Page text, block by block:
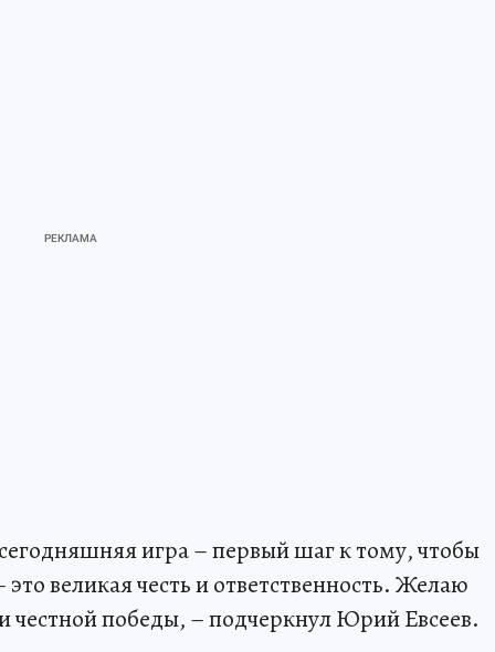
игра – первый шаг к тому, чтобы
великая честь и ответственность. Желаю
честной победы, – подчеркнул Юрий Евсеев.